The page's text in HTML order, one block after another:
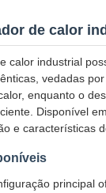
de calor
calor industrial
vedadas
enquanto o
Disponível
e características
principal